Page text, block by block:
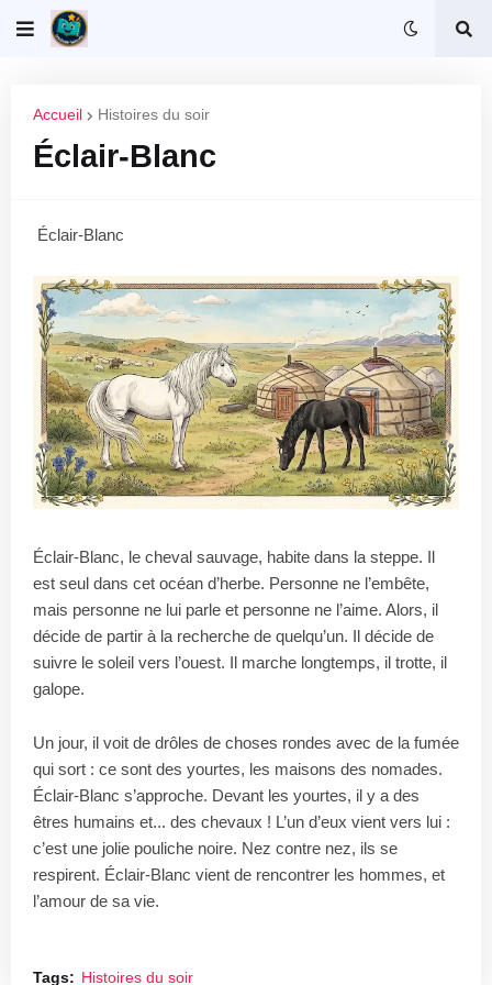
Accueil Histoires du soir
Éclair-Blanc
Éclair-Blanc
Éclair-Blanc, le cheval sauvage, habite dans la steppe. Il
est seul dans cet océan d’herbe. Personne ne l’embête,
mais personne ne lui parle et personne ne l’aime. Alors, il
décide de partir à la recherche de quelqu’un. Il décide de
suivre le soleil vers l’ouest. Il marche longtemps, il trotte, il
galope.
Un jour, il voit de drôles de choses rondes avec de la fumée
qui sort : ce sont des yourtes, les maisons des nomades.
Éclair-Blanc s’approche. Devant les yourtes, il y a des
êtres humains et... des chevaux ! L’un d’eux vient vers lui :
c’est une jolie pouliche noire. Nez contre nez, ils se
respirent. Éclair-Blanc vient de rencontrer les hommes, et
l’amour de sa vie.
Tags: Histoires du soir